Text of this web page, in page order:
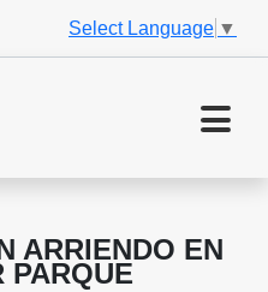
Select Language ▼
ARRIENDO EN
PARQUE